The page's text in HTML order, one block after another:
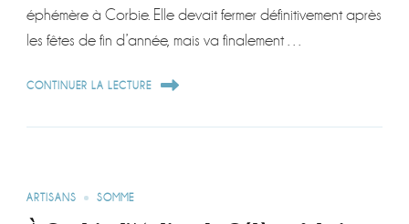
éphémère à Corbie. Elle devait fermer définitivement après
les fêtes de fin d’année, mais va finalement …
CONTINUER LA LECTURE
ARTISANS SOMME